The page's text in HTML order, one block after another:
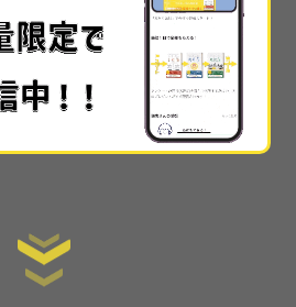
たです!!本当に具体的すぎて、他
で教えられてる内容
なのかなと
いるので、初心者でもスタート
んが太っ腹すぎてもう本当に感